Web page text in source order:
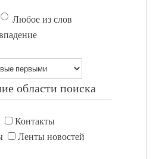
Любое из слов
области поиска
Контакты
Ленты новостей